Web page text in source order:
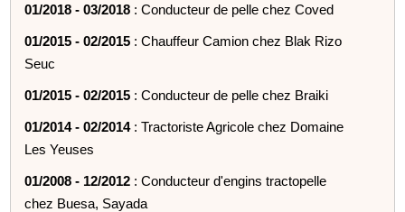
01/2018 - 03/2018 : Conducteur de pelle chez Coved
01/2015 - 02/2015 : Chauffeur Camion chez Blak Rizo
Seuc
01/2015 - 02/2015 : Conducteur de pelle chez Braiki
01/2014 - 02/2014: Tractoriste Agricole chez Domaine
Les Yeuses
01/2008 - 12/2012 : Conducteur d'engins tractopelle
chez Buesa, Sayada